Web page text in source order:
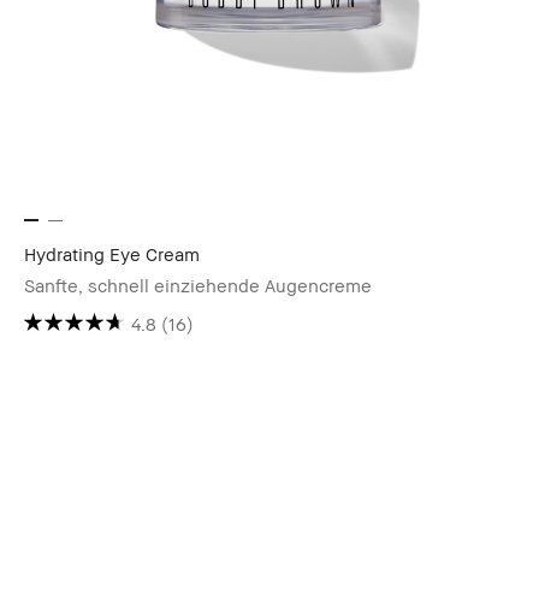
Hydrating Eye Cream
Sanfte, schnell einziehende Augencreme
4.8 (16)